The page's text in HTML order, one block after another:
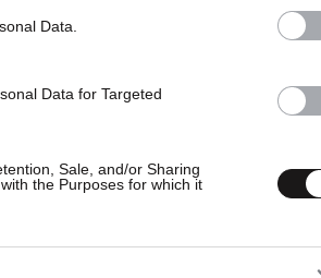
Data.
Data for Targeted
Sale, and/or Sharing
the Purposes for which it